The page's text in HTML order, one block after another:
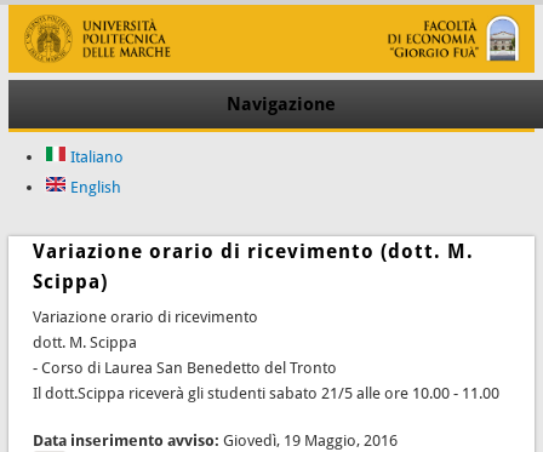
Navigazione
Italiano
English
Variazione orario di ricevimento (dott. M.
Scippa)
Variazione orario di ricevimento
dott. M. Scippa
- Corso di Laurea San Benedetto del Tronto
Il dott.Scippa riceverà gli studenti sabato 21/5 alle ore 10.00 - 11.00
Data inserimento avviso: Giovedì, 19 Maggio, 2016